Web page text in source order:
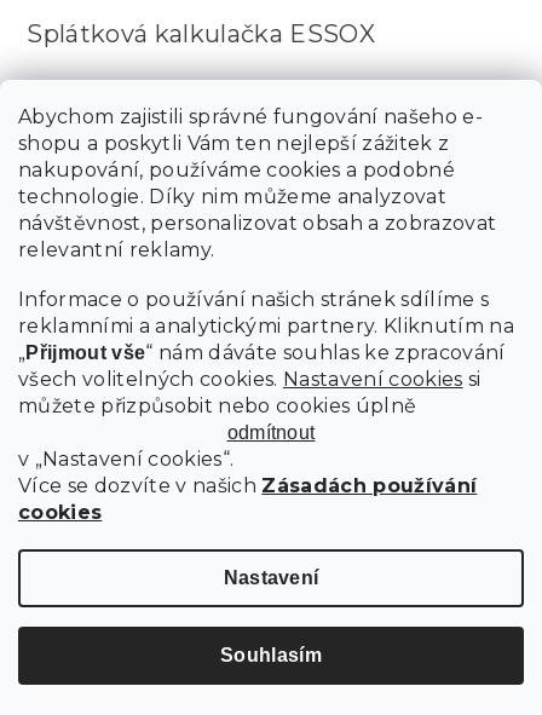
Abychom zajistili správné fungování našeho e-
shopu a poskytli Vám ten nejlepší zážitek z
nakupování, používáme cookies a podobné
technologie. Díky nim můžeme analyzovat
návštěvnost, personalizovat obsah a zobrazovat
relevantní reklamy.
Informace o používání našich stránek sdílíme s
reklamními a analytickými partnery. Kliknutím na
„Přijmout vše“ nám dáváte souhlas ke zpracování
všech volitelných cookies. Nastavení cookies si
můžete přizpůsobit nebo cookies úplně
odmítnout
v „Nastavení cookies“.
Více se dozvíte v našich Zásadách používání
cookies
Nastavení
Souhlasím
Splátková kalkulačka ESSOX